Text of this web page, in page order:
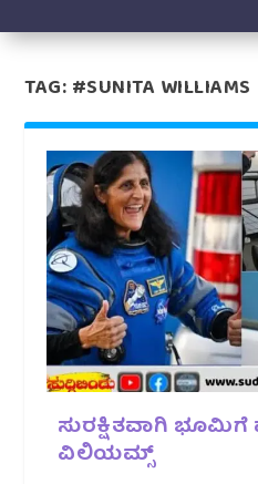
TAG:#SUNITA WILLIAMS
ಸುರಕ್ಷಿತವಾಗಿ
ವಿಲಿಯಮ್ಸ್